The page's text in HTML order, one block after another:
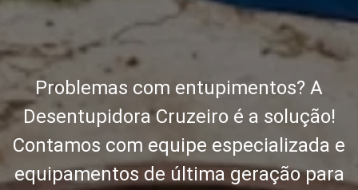
Problemas com entupimentos? A
Desentupidora Cruzeiro é a solução!
Contamos com equipe especializada e
equipamentos de última geração para